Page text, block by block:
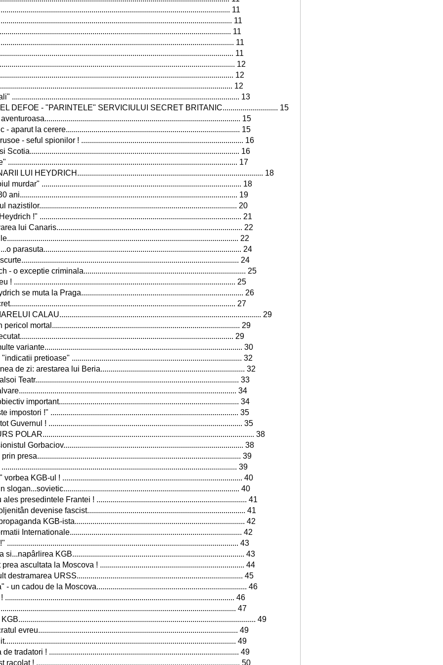
11
11
11
11
11
12
12
12
................................................................................................................... 13
DEFOE - "PARINTELE" SERVICIULUI SECRET BRITANIC............................ 15
15
aparut la cerere........................................................................................ 15
- seful spionilor ! .................................................................................. 16
16
17
LUI HEYDRICH.............................................................................................. 18
murdar" ..................................................................................................... 18
19
nazistilor.................................................................................................... 20
!" ...................................................................................................... 21
lui Canaris.............................................................................................. 22
22
parasuta.................................................................................................... 24
24
- o exceptie criminala.................................................................................. 25
! ................................................................................................................ 25
se muta la Praga.................................................................................. 26
27
CALAU...................................................................................................... 29
mortal............................................................................................... 29
29
variante.................................................................................................... 30
pretioase" ...................................................................................... 32
de zi: arestarea lui Beria......................................................................... 32
Teatr....................................................................................................... 33
34
important........................................................................................... 34
impostori !" ............................................................................................... 35
Guvernul ! .................................................................................................. 35
POLAR........................................................................................................... 38
Gorbaciov........................................................................................... 38
presa....................................................................................................... 39
39
KGB-ul ! ........................................................................................... 40
slogan...sovietic......................................................................................... 40
presedintele Frantei ! ............................................................................ 41
devenise fascist................................................................................ 41
KGB-ista...................................................................................... 42
Internationale....................................................................................... 42
43
KGB....................................................................................... 43
ascultata la Moscova ! ......................................................................... 44
destramarea URSS.................................................................................... 45
un cadou de la Moscova............................................................................ 46
46
47
49
evreu..................................................................................................... 49
49
tradatori ! ................................................................................................ 49
! ....................................................................................................... 50